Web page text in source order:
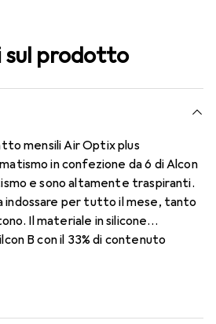
sul prodotto
mensili Air Optix plus
in confezione da 6 di Alcon
e sono altamente traspiranti.
indossare per tutto il mese, tanto
Il materiale in silicone
B con il 33% di contenuto
tecnologia SmartShield,
di fastidi per tutto il giorno